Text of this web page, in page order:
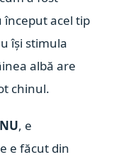
început acel tip
își stimula
albă are
chinul.
, e
e făcut din